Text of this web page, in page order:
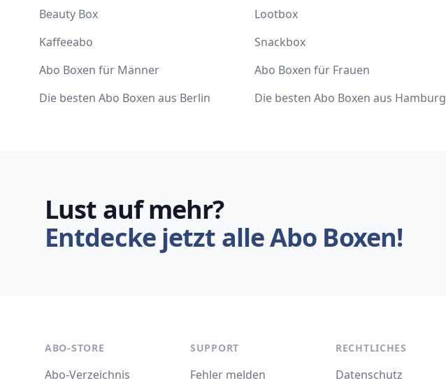
Beauty Box
Lootbox
Kaffeeabo
Snackbox
Abo Boxen für Männer
Abo Boxen für Frauen
Die besten Abo Boxen aus Berlin
Die besten Abo Boxen aus Hamburg
Lust auf mehr?
Entdecke jetzt alle Abo Boxen!
ABO-STORE
Abo-Verzeichnis
SUPPORT
Fehler melden
RECHTLICHES
Datenschutz